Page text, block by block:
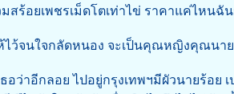
มสร้อยเพชรเม็ดโตเท่าไข่ ราคาแค่ไหนฉั
ไว้จนใจกลัดหนอง จะเป็นคุณหญิงคุณนา
อว่าอีกลอย ไปอยู่กรุงเทพฯมีผัวนายร้อย